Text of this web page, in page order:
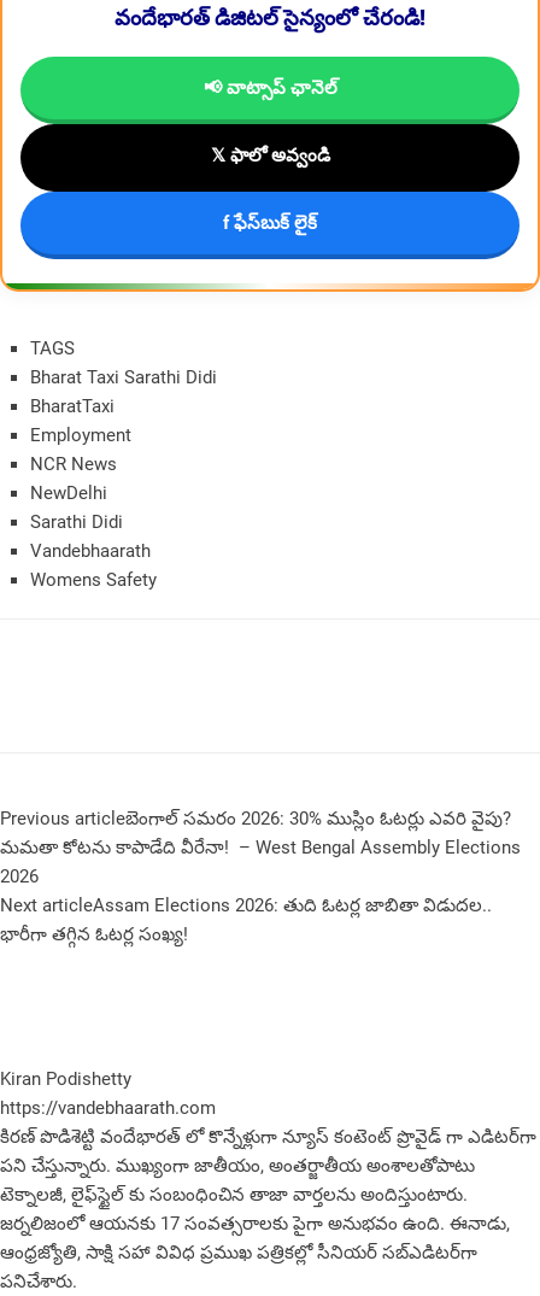
వందేభారత్ డిజిటల్ సైన్యంలో చేరండి!
📢 వాట్సాప్ ఛానెల్
𝕏 ఫాలో అవ్వండి
f ఫేస్‌బుక్ లైక్
TAGS
Bharat Taxi Sarathi Didi
BharatTaxi
Employment
NCR News
NewDelhi
Sarathi Didi
Vandebhaarath
Womens Safety
Previous articleబెంగాల్ సమరం 2026: 30% ముస్లిం ఓటర్లు ఎవరి వైపు?
మమతా కోటను కాపాడేది వీరేనా! ‌‌ – West Bengal Assembly Elections
2026
Next articleAssam Elections 2026: తుది ఓటర్ల జాబితా విడుదల..
భారీగా తగ్గిన ఓటర్ల సంఖ్య!
Kiran Podishetty
https://vandebhaarath.com
కిర‌ణ్ పొడిశెట్టి వందేభారత్ లో కొన్నేళ్లుగా న్యూస్ కంటెంట్ ప్రొవైడ్ గా ఎడిటర్‌గా
పని చేస్తున్నారు. ముఖ్యంగా జాతీయం, అంత‌ర్జాతీయ అంశాల‌తోపాటు
టెక్నాల‌జీ, లైఫ్‌స్టైల్‌ కు సంబంధించిన తాజా వార్తల‌ను అందిస్తుంటారు.
జర్నలిజంలో ఆయ‌న‌కు 17 సంవత్సరాలకు పైగా అనుభవం ఉంది. ఈనాడు,
ఆంధ్ర‌జ్యోతి, సాక్షి స‌హా వివిధ ప్ర‌ముఖ‌ ప‌త్రిక‌ల్లో సీనియ‌ర్‌ స‌బ్ఎడిట‌ర్‌గా
ప‌నిచేశారు.